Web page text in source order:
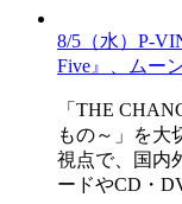
8/5（水）P-
Five』、ムー
「THE
もの～」を大
視点で、国内
ードやCD・